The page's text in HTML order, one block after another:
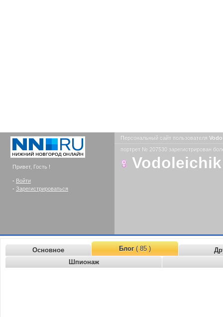
Привет, Гость !
- Войти
- Зарегистрироваться
Персональный сайт пользователя
портрет № 207530 зарегистрирован
Vodoleichik
Основное Блог( 85 )
Шпионаж